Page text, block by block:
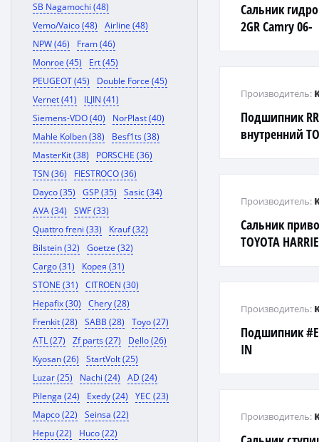
SB Nagamochi (48)
Vemo/Vaico (48)
Airline (48)
NPW (46)
Fram (46)
Monroe (45)
Ert (45)
PEUGEOT (45)
Double Force (45)
Vernet (41)
ILJIN (41)
Siemens-VDO (40)
NorPlast (40)
Mahle Kolben (38)
Besf1ts (38)
MasterKit (38)
PORSCHE (36)
TSN (36)
FIESTROCO (36)
Dayco (35)
GSP (35)
Sasic (34)
AVA (34)
SWF (33)
Quattro freni (33)
Krauf (32)
Bilstein (32)
Goetze (32)
Cargo (31)
Корея (31)
STONE (31)
CITROEN (30)
Hepafix (30)
Chery (28)
Frenkit (28)
SABB (28)
Toyo (27)
ATL (27)
Zf parts (27)
Dello (26)
Kyosan (26)
StartVolt (25)
Luzar (25)
Nachi (24)
AD (24)
Pilenga (24)
Exedy (24)
YEC (23)
Mapco (22)
Seinsa (22)
Hepu (22)
Huco (22)
Сальник
2GR Camry 06-
Подшипник
внутренний
Производитель:
Сальник
TOYOTA
Производитель:
Подшипник
IN
Производитель:
Производитель: